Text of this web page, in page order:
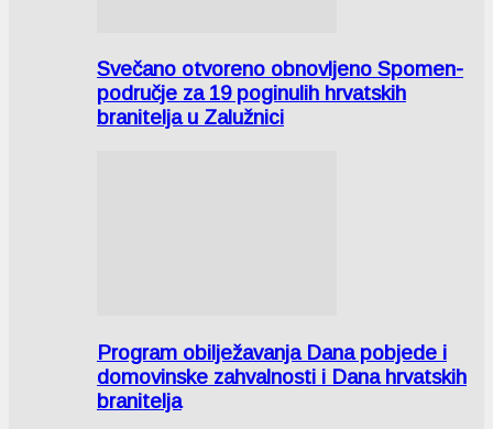
Svečano otvoreno obnovljeno Spomen-
područje za 19 poginulih hrvatskih
branitelja u Zalužnici
Program obilježavanja Dana pobjede i
domovinske zahvalnosti i Dana hrvatskih
branitelja